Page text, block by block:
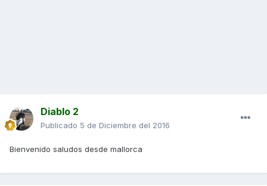
Diablo 2
Publicado 5 de Diciembre del 2016
Bienvenido saludos desde mallorca